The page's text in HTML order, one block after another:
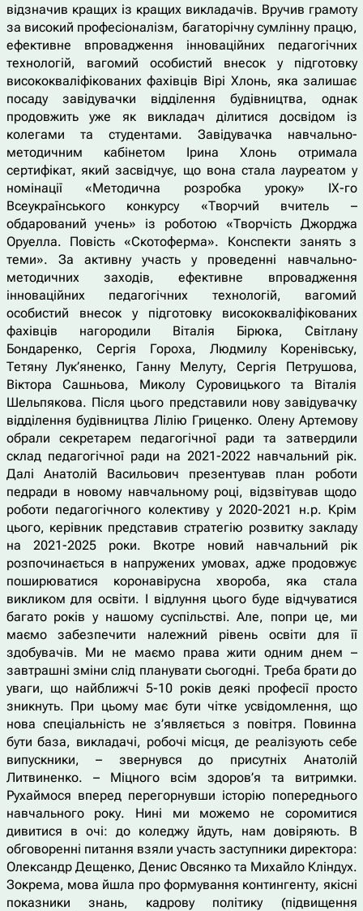
відзначив кращих із кращих викладачів. Вручив грамоту
за високий професіоналізм, багаторічну сумлінну працю,
ефективне впровадження інноваційних педагогічних
технологій, вагомий особистий внесок у підготовку
висококваліфікованих фахівців Вірі Хлонь, яка залишає
посаду завідувачки відділення будівництва, однак
продовжить уже як викладач ділитися досвідом із
колегами та студентами. Завідувачка навчально-
методичним кабінетом Ірина Хлонь отримала
сертифікат, який засвідчує, що вона стала лауреатом у
номінації «Методична розробка уроку» ІХ-го
Всеукраїнського конкурсу «Творчий вчитель –
обдарований учень» із роботою «Творчість Джорджа
Оруелла. Повість «Скотоферма». Конспекти занять з
теми». За активну участь у проведенні навчально-
методичних заходів, ефективне впровадження
інноваційних педагогічних технологій, вагомий
особистий внесок у підготовку висококваліфікованих
фахівців нагородили Віталія Бірюка, Світлану
Бондаренко, Сергія Гороха, Людмилу Коренівську,
Тетяну Лук’яненко, Ганну Мелуту, Сергія Петрушова,
Віктора Сашньова, Миколу Суровицького та Віталія
Шельпякова. Після цього представили нову завідувачку
відділення будівництва Лілію Гриценко. Олену Артемову
обрали секретарем педагогічної ради та затвердили
склад педагогічної ради на 2021-2022 навчальний рік.
Далі Анатолій Васильович презентував план роботи
педради в новому навчальному році, відзвітував щодо
роботи педагогічного колективу у 2020-2021 н.р. Крім
цього, керівник представив стратегію розвитку закладу
на 2021-2025 роки. Вкотре новий навчальний рік
розпочинається в напружених умовах, адже продовжує
поширюватися коронавірусна хвороба, яка стала
викликом для освіти. І відлуння цього буде відчуватися
багато років у нашому суспільстві. Але, попри це, ми
маємо забезпечити належний рівень освіти для її
здобувачів. Ми не маємо права жити одним днем –
завтрашні зміни слід планувати сьогодні. Треба брати до
уваги, що найближчі 5-10 років деякі професії просто
зникнуть. При цьому має бути чітке усвідомлення, що
нова спеціальність не з’являється з повітря. Повинна
бути база, викладачі, робочі місця, де реалізують себе
випускники, – звернувся до присутніх Анатолій
Литвиненко. – Міцного всім здоров’я та витримки.
Рухаймося вперед перегорнувши історію попереднього
навчального року. Нині ми можемо не соромитися
дивитися в очі: до коледжу йдуть, нам довіряють. В
обговоренні питання взяли участь заступники директора:
Олександр Дещенко, Денис Овсянко та Михайло Кліндух.
Зокрема, мова йшла про формування контингенту, якісні
показники знань, кадрову політику (підвищення